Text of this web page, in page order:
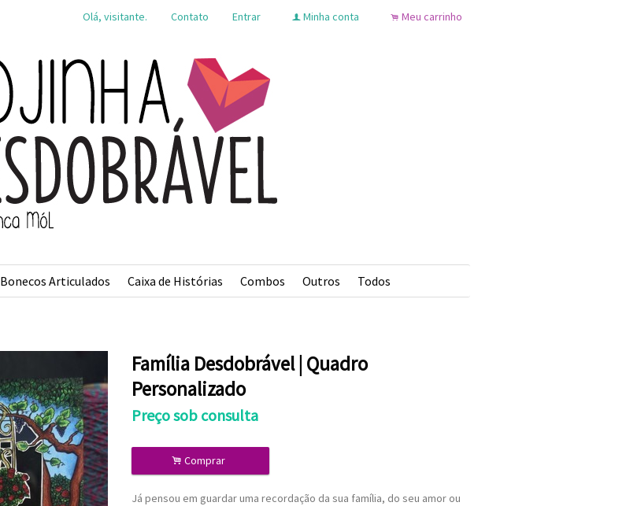
Olá, visitante. Contato Entrar f Minha conta . Meu carrinho
Bonecos Articulados Caixa de Histórias Combos Outros Todos
Família Desdobrável | Quadro
Personalizado
Preço sob consulta
. Comprar
Já pensou em guardar uma recordação da sua família, do seu amor ou